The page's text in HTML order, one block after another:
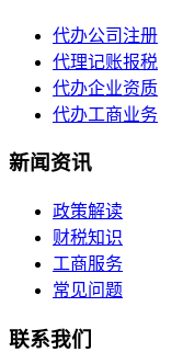
代办公司注册
代理记账报税
代办企业资质
代办工商业务
新闻资讯
政策解读
财税知识
工商服务
常见问题
联系我们